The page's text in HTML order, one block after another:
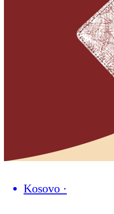
Kosovo ·